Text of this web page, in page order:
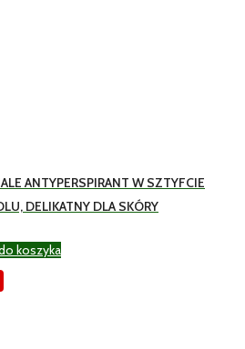
ANTYPERSPIRANT W SZTYFCIE
DELIKATNY DLA SKÓRY
koszyka